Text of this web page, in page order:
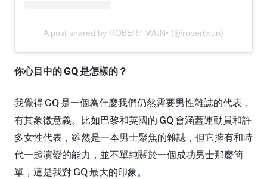
A post shared by ROBERT WUN• (@robertwun)
你心目中的 GQ 是怎樣的？
我覺得 GQ 是一個為什麼我們仍然需要男性雜誌的代表，
有其象徵意義。比如巴黎和英國的 GQ 會涵蓋運動員和許
多女性代表，雖然是一本男士聚焦的雜誌，但它擁有和時
代一起演變的能力，並不單純關於一個成功男士那麼簡
單，這是我對 GQ 最大的印象。